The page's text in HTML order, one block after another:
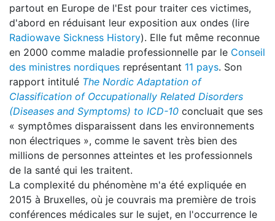
partout en Europe de l'Est pour traiter ces victimes,
d'abord en réduisant leur exposition aux ondes (lire
Radiowave Sickness History). Elle fut même reconnue
en 2000 comme maladie professionnelle par le Conseil
des ministres nordiques représentant 11 pays. Son
rapport intitulé The Nordic Adaptation of
Classification of Occupationally Related Disorders
(Diseases and Symptoms) to ICD-10 concluait que ses
« symptômes disparaissent dans les environnements
non électriques », comme le savent très bien des
millions de personnes atteintes et les professionnels
de la santé qui les traitent.
La complexité du phénomène m'a été expliquée en
2015 à Bruxelles, où je couvrais ma première de trois
conférences médicales sur le sujet, en l'occurrence le